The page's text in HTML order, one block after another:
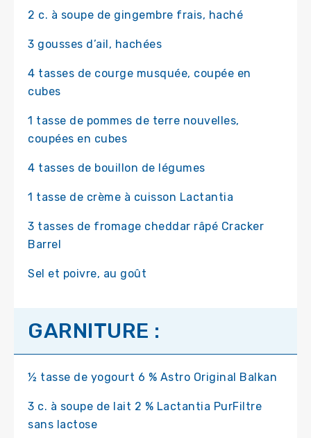
2 c. à soupe de gingembre frais, haché
3 gousses d’ail, hachées
4 tasses de courge musquée, coupée en
cubes
1 tasse de pommes de terre nouvelles,
coupées en cubes
4 tasses de bouillon de légumes
1 tasse de crème à cuisson Lactantia
3 tasses de fromage cheddar râpé Cracker
Barrel
Sel et poivre, au goût
GARNITURE :
½ tasse de yogourt 6 % Astro Original Balkan
3 c. à soupe de lait 2 % Lactantia PurFiltre
sans lactose